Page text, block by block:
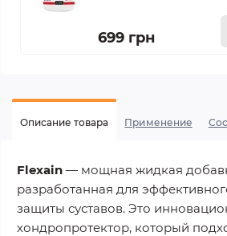
699 грн
Описание товара Применение
Flexain — мощная жидкая
разработанная для
защиты суставов. Это
хондропротектор, который